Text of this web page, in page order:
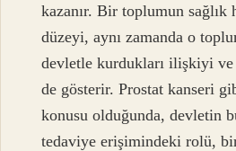
kazanır. Bir toplumun
düzeyi, aynı zamanda o
devletle kurdukları ilişkiyi
de gösterir. Prostat kanseri
konusu olduğunda, devletin
tedaviye erişimindeki rolü,